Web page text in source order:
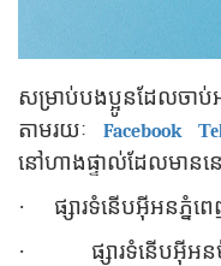
សម្រាប់បងប្អូនដែលចាប់អ
តាមរយៈ
Facebook
នៅហាងផ្ទាល់ដែលមានន
·
ផ្សារទំនើបអ៊ីអនភ្នំ
·
ផ្សារទំនើប